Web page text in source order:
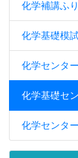
化学補講ふ
化学基礎模
化学センタ
化学基礎セ
化学センタ